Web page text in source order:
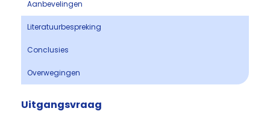
Aanbevelingen
Literatuurbespreking
Conclusies
Overwegingen
Uitgangsvraag